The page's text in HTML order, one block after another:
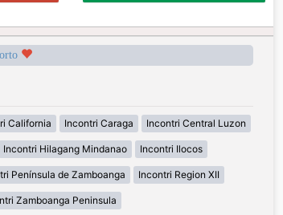
California Incontri Caraga Incontri Central Luzon
Incontri Hilagang Mindanao Incontri Ilocos
Península de Zamboanga Incontri Region XII
Zamboanga Peninsula